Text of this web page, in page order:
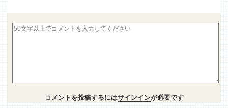
コメントを投稿するにはサインインが必要です